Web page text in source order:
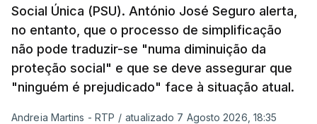
Social Única (PSU). António José Seguro alerta,
no entanto, que o processo de simplificação
não pode traduzir-se "numa diminuição da
proteção social" e que se deve assegurar que
"ninguém é prejudicado" face à situação atual.
Andreia Martins - RTP / atualizado 7 Agosto 2026, 18:35